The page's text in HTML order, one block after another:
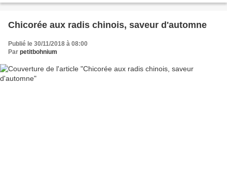
Chicorée aux radis chinois, saveur d'automne
Publié le 30/11/2018 à 08:00
Par petitbohnium